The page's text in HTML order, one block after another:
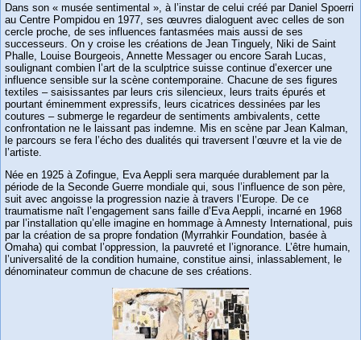
Dans son « musée sentimental », à l’instar de celui créé par Daniel Spoerri
au Centre Pompidou en 1977, ses œuvres dialoguent avec celles de son
cercle proche, de ses influences fantasmées mais aussi de ses
successeurs. On y croise les créations de Jean Tinguely, Niki de Saint
Phalle, Louise Bourgeois, Annette Messager ou encore Sarah Lucas,
soulignant combien l’art de la sculptrice suisse continue d’exercer une
influence sensible sur la scène contemporaine. Chacune de ses figures
textiles – saisissantes par leurs cris silencieux, leurs traits épurés et
pourtant éminemment expressifs, leurs cicatrices dessinées par les
coutures – submerge le regardeur de sentiments ambivalents, cette
confrontation ne le laissant pas indemne. Mis en scène par Jean Kalman,
le parcours se fera l’écho des dualités qui traversent l’œuvre et la vie de
l’artiste.
Née en 1925 à Zofingue, Eva Aeppli sera marquée durablement par la
période de la Seconde Guerre mondiale qui, sous l’influence de son père,
suit avec angoisse la progression nazie à travers l’Europe. De ce
traumatisme naît l’engagement sans faille d’Eva Aeppli, incarné en 1968
par l’installation qu’elle imagine en hommage à Amnesty International, puis
par la création de sa propre fondation (Myrrahkir Foundation, basée à
Omaha) qui combat l’oppression, la pauvreté et l’ignorance. L’être humain,
l’universalité de la condition humaine, constitue ainsi, inlassablement, le
dénominateur commun de chacune de ses créations.